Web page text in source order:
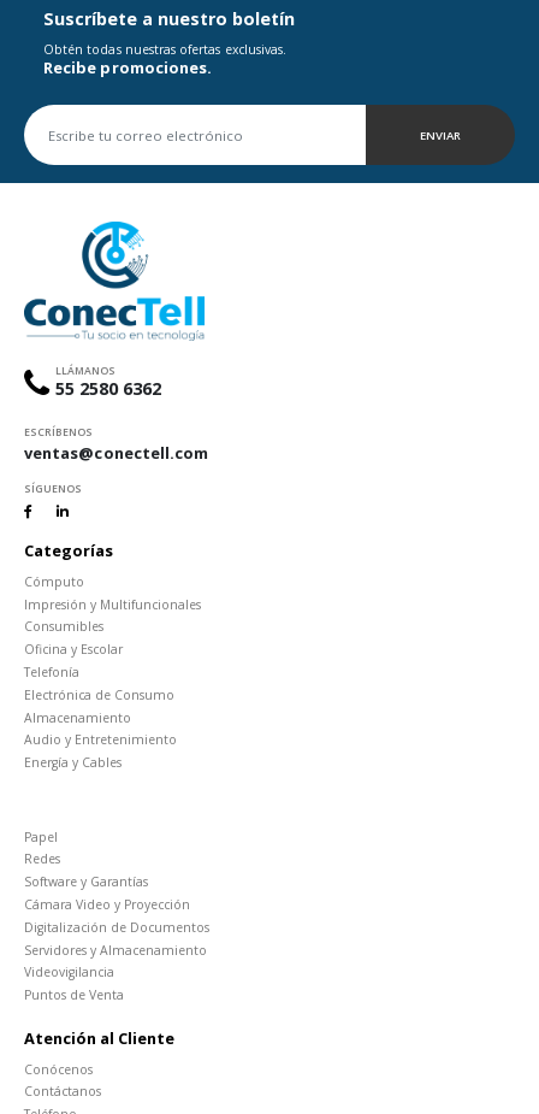
Suscríbete a nuestro boletín
Obtén todas nuestras ofertas exclusivas.
Recibe promociones.
ENVIAR
LLÁMANOS
55 2580 6362
ESCRÍBENOS
ventas@conectell.com
SÍGUENOS
Categorías
Cómputo
Impresión y Multifuncionales
Consumibles
Oficina y Escolar
Telefonía
Electrónica de Consumo
Almacenamiento
Audio y Entretenimiento
Energía y Cables
Papel
Redes
Software y Garantías
Cámara Video y Proyección
Digitalización de Documentos
Servidores y Almacenamiento
Videovigilancia
Puntos de Venta
Atención al Cliente
Conócenos
Contáctanos